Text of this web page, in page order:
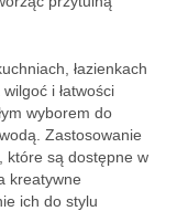
łazienkach
i łatwości
wyborem do
Zastosowanie
które są dostępne w
kreatywne
ich do stylu